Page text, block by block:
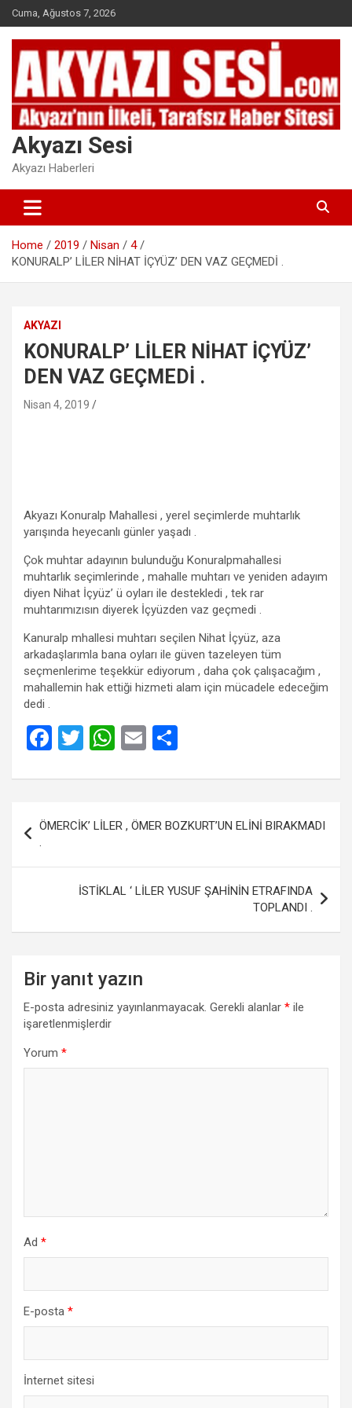
Skip
to
content
Cuma, Ağustos 7, 2026
Akyazı Sesi
Akyazı Haberleri
Home 2019 Nisan
4
KONURALP’ LİLER NİHAT İÇYÜZ’ DEN VAZ GEÇMEDİ .
AKYAZI
KONURALP’ LİLER NİHAT İÇYÜZ’
DEN VAZ GEÇMEDİ .
Nisan 4, 2019
Akyazı Konuralp Mahallesi , yerel seçimlerde muhtarlık
yarışında heyecanlı günler yaşadı .
Çok muhtar adayının bulunduğu Konuralpmahallesi
muhtarlık seçimlerinde , mahalle muhtarı ve yeniden adayım
diyen Nihat İçyüz’ ü oyları ile destekledi , tek rar
muhtarımızısın diyerek İçyüzden vaz geçmedi .
Kanuralp mhallesi muhtarı seçilen Nihat İçyüz, aza
arkadaşlarımla bana oyları ile güven tazeleyen tüm
seçmenlerime teşekkür ediyorum , daha çok çalışacağım ,
mahallemin hak ettiği hizmeti alam için mücadele edeceğim
dedi .
F
ce
b
o
o
T
tt
er
W
at
s
A
p
p
E
ail ar
e
Yazı
gezinmesi
ÖMERCİK’ LİLER , ÖMER BOZKURT’UN ELİNİ BIRAKMADI
.
İSTİKLAL ‘ LİLER YUSUF ŞAHİNİN ETRAFINDA
TOPLANDI .
Bir yanıt yazın
E-posta adresiniz yayınlanmayacak. Gerekli alanlar * ile
işaretlenmişlerdir
Yorum *
Ad *
E-posta *
İnternet sitesi